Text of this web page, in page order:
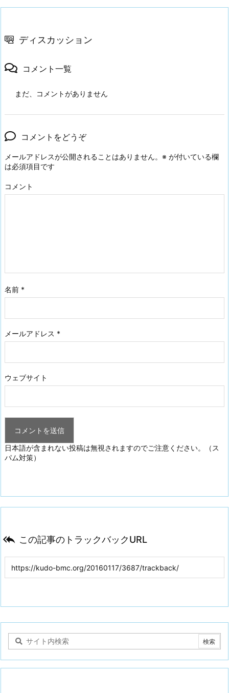
ディスカッション
コメント一覧
まだ、コメントがありません
コメントをどうぞ
メールアドレスが公開されることはありません。 ※ が付いている欄
は必須項目です
コメント
名前 *
メールアドレス *
ウェブサイト
日本語が含まれない投稿は無視されますのでご注意ください。（ス
パム対策）
 この記事のトラックバックURL